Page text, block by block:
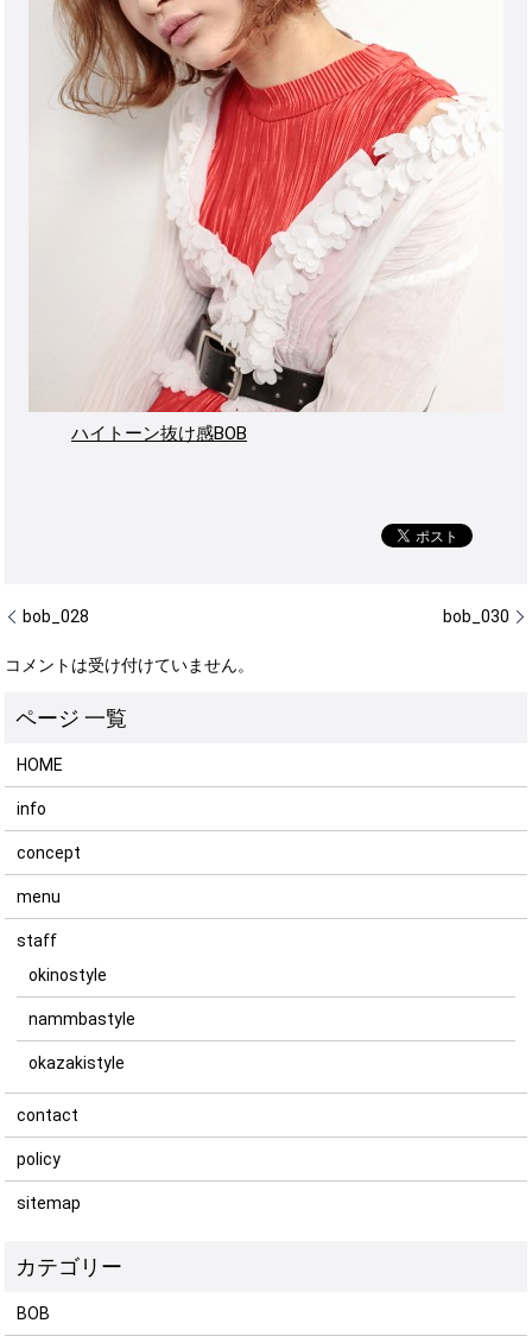
ハイトーン抜け感BOB
bob_028 bob_030
コメントは受け付けていません。
HOME
info
concept
menu
staff
okinostyle
nammbastyle
okazakistyle
contact
policy
sitemap
BOB